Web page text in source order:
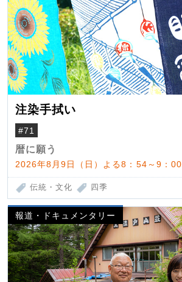
注染手拭い
#71
暦に願う
2026年8月9日（日）よる8：54～9：00
伝統・文化 四季
報道・ドキュメンタリー